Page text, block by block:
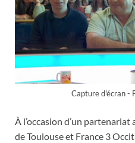
Capture d'écran -
À l’occasion d’un partenariat
de Toulouse et France 3